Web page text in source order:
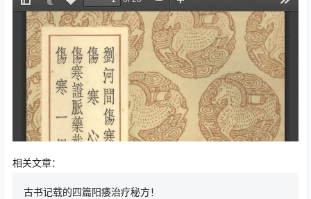
相关文章：
古书记载的四篇阳痿治疗秘方！